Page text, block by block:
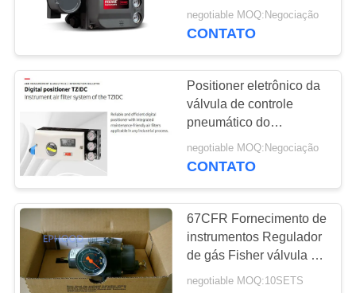
quadrada Fisher do
Positioner 145 da
válvula de Fisher
DVC6200
negotiable MOQ:Negociação
CONTATO
Positioner eletrônico da
válvula de controle
pneumático do
Positioner da válvula de
Digitas da conexão da
negotiable MOQ:Negociação
CONTATO
67CFR Fornecimento de
instrumentos Regulador
de gás Fisher válvula de
regulação de pressão
negotiable MOQ:10SETS